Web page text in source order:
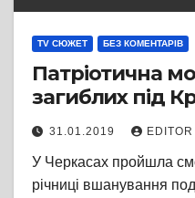
TV СЮЖЕТ БЕЗ КОМЕНТАРІВ
Патріотична
загиблих під
31.01.2019 EDITOR
У Черкасах пройшла
річниці вшанування